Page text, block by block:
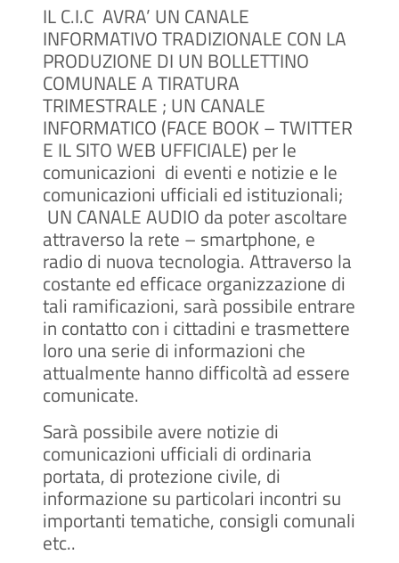
IL C.I.C AVRA’ UN CANALE
INFORMATIVO TRADIZIONALE CON LA
PRODUZIONE DI UN BOLLETTINO
COMUNALE A TIRATURA
TRIMESTRALE ; UN CANALE
INFORMATICO (FACE BOOK – TWITTER
E IL SITO WEB UFFICIALE) per le
comunicazioni di eventi e notizie e le
comunicazioni ufficiali ed istituzionali;
UN CANALE AUDIO da poter ascoltare
attraverso la rete – smartphone, e
radio di nuova tecnologia. Attraverso la
costante ed efficace organizzazione di
tali ramificazioni, sarà possibile entrare
in contatto con i cittadini e trasmettere
loro una serie di informazioni che
attualmente hanno difficoltà ad essere
comunicate.
Sarà possibile avere notizie di
comunicazioni ufficiali di ordinaria
portata, di protezione civile, di
informazione su particolari incontri su
importanti tematiche, consigli comunali
etc..